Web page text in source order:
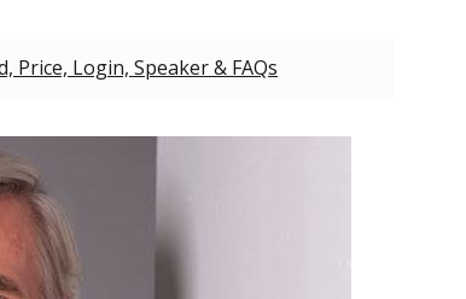
Price, Login, Speaker & FAQs